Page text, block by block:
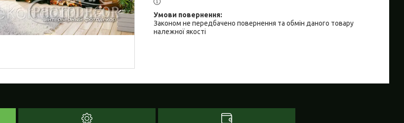
Законом не передбачено повернення та обмін даного товару
належної якості